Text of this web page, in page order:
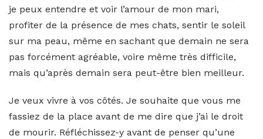
je peux entendre et voir l’amour de mon mari,
profiter de la présence de mes chats, sentir le soleil
sur ma peau, même en sachant que demain ne sera
pas forcément agréable, voire même très difficile,
mais qu’après demain sera peut-être bien meilleur.
Je veux vivre à vos côtés. Je souhaite que vous me
fassiez de la place avant de me dire que j’ai le droit
de mourir. Réfléchissez-y avant de penser qu’une